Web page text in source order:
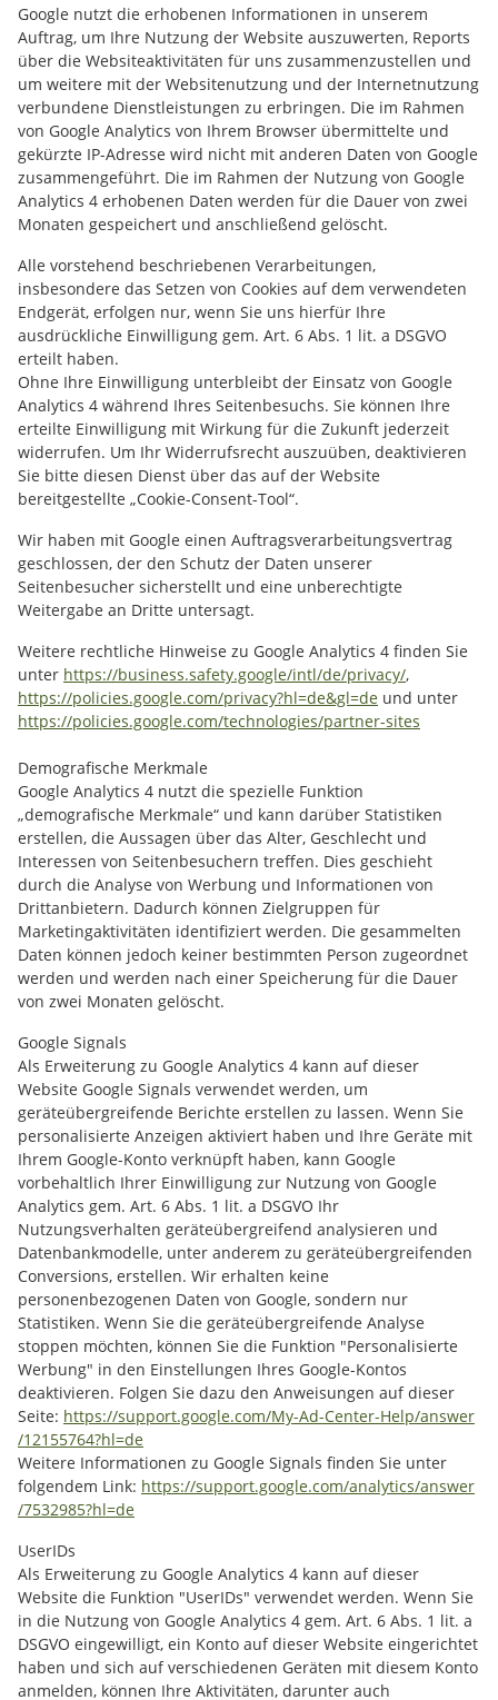
Google nutzt die erhobenen Informationen in unserem
Auftrag, um Ihre Nutzung der Website auszuwerten, Reports
über die Websiteaktivitäten für uns zusammenzustellen und
um weitere mit der Websitenutzung und der Internetnutzung
verbundene Dienstleistungen zu erbringen. Die im Rahmen
von Google Analytics von Ihrem Browser übermittelte und
gekürzte IP-Adresse wird nicht mit anderen Daten von Google
zusammengeführt. Die im Rahmen der Nutzung von Google
Analytics 4 erhobenen Daten werden für die Dauer von zwei
Monaten gespeichert und anschließend gelöscht.
Alle vorstehend beschriebenen Verarbeitungen,
insbesondere das Setzen von Cookies auf dem verwendeten
Endgerät, erfolgen nur, wenn Sie uns hierfür Ihre
ausdrückliche Einwilligung gem. Art. 6 Abs. 1 lit. a DSGVO
erteilt haben.
Ohne Ihre Einwilligung unterbleibt der Einsatz von Google
Analytics 4 während Ihres Seitenbesuchs. Sie können Ihre
erteilte Einwilligung mit Wirkung für die Zukunft jederzeit
widerrufen. Um Ihr Widerrufsrecht auszuüben, deaktivieren
Sie bitte diesen Dienst über das auf der Website
bereitgestellte „Cookie-Consent-Tool“.
Wir haben mit Google einen Auftragsverarbeitungsvertrag
geschlossen, der den Schutz der Daten unserer
Seitenbesucher sicherstellt und eine unberechtigte
Weitergabe an Dritte untersagt.
Weitere rechtliche Hinweise zu Google Analytics 4 finden Sie
unter https://business.safety.google/intl/de/privacy/,
https://policies.google.com/privacy?hl=de&gl=de und unter
https://policies.google.com/technologies/partner-sites
Demografische Merkmale
Google Analytics 4 nutzt die spezielle Funktion
„demografische Merkmale“ und kann darüber Statistiken
erstellen, die Aussagen über das Alter, Geschlecht und
Interessen von Seitenbesuchern treffen. Dies geschieht
durch die Analyse von Werbung und Informationen von
Drittanbietern. Dadurch können Zielgruppen für
Marketingaktivitäten identifiziert werden. Die gesammelten
Daten können jedoch keiner bestimmten Person zugeordnet
werden und werden nach einer Speicherung für die Dauer
von zwei Monaten gelöscht.
Google Signals
Als Erweiterung zu Google Analytics 4 kann auf dieser
Website Google Signals verwendet werden, um
geräteübergreifende Berichte erstellen zu lassen. Wenn Sie
personalisierte Anzeigen aktiviert haben und Ihre Geräte mit
Ihrem Google-Konto verknüpft haben, kann Google
vorbehaltlich Ihrer Einwilligung zur Nutzung von Google
Analytics gem. Art. 6 Abs. 1 lit. a DSGVO Ihr
Nutzungsverhalten geräteübergreifend analysieren und
Datenbankmodelle, unter anderem zu geräteübergreifenden
Conversions, erstellen. Wir erhalten keine
personenbezogenen Daten von Google, sondern nur
Statistiken. Wenn Sie die geräteübergreifende Analyse
stoppen möchten, können Sie die Funktion "Personalisierte
Werbung" in den Einstellungen Ihres Google-Kontos
deaktivieren. Folgen Sie dazu den Anweisungen auf dieser
Seite: https://support.google.com/My-Ad-Center-Help/answer
/12155764?hl=de
Weitere Informationen zu Google Signals finden Sie unter
folgendem Link: https://support.google.com/analytics/answer
/7532985?hl=de
UserIDs
Als Erweiterung zu Google Analytics 4 kann auf dieser
Website die Funktion "UserIDs" verwendet werden. Wenn Sie
in die Nutzung von Google Analytics 4 gem. Art. 6 Abs. 1 lit. a
DSGVO eingewilligt, ein Konto auf dieser Website eingerichtet
haben und sich auf verschiedenen Geräten mit diesem Konto
anmelden, können Ihre Aktivitäten, darunter auch